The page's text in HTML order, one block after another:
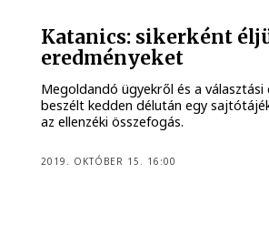
Katanics: sikerként
eredményeket
Megoldandó ügyekről és a választási
beszélt kedden délután egy
az ellenzéki összefogás.
2019. OKTÓBER 15. 16:00